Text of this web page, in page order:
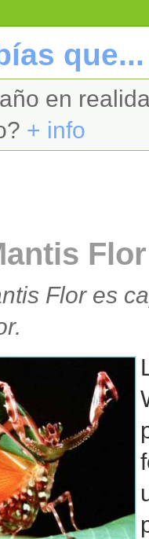
que...
en
+ info
Flor
Flor es